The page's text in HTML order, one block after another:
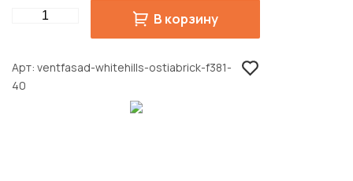
Quantity В корзину
Арт ventfasad-whitehills-ostiabrick-f381-
40